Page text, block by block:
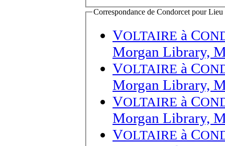
Correspondance de Condorcet pour
VOLTAIRE à C
Morgan Library,
VOLTAIRE à C
Morgan Library,
VOLTAIRE à C
Morgan Library,
VOLTAIRE à C